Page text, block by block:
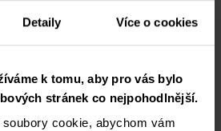
Detaily Více o cookies
k tomu, aby pro vás bylo
stránek co nejpohodlnější.
cookie, abychom vám